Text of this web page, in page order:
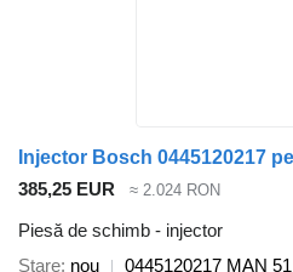
385,25 EUR ≈ 2.024 RON
Piesă de schimb - injector
Stare nou 0445120217 MAN